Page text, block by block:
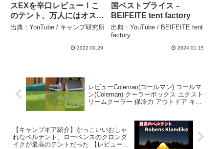
スEXを辛口レビュー！こ
のテント、万人にはオスス
メしません⛺ – キャンプ研
出典：YouTube / キャンプ研究所
2022.09.29
国ベストプライス –
BEIFEITE tent factory
出典：YouTube / BEIFEITE tent
factory
2024.01.15
レビューColeman(コールマン) コールマ
ン(Coleman) クーラーボックス エクスト
リームクーラー 保冷力 アウトドア キャ
【キャンプギア紹介】かっこいいおしゃ
れなベルテント、ローベンスのクロンダ
イクが最高のテントだった 【レビュー】